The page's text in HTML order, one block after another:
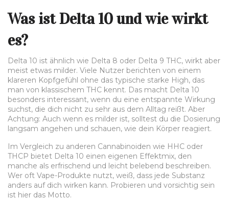
Was ist Delta 10 und wie wirkt
es?
Delta 10 ist ähnlich wie Delta 8 oder Delta 9 THC, wirkt aber
meist etwas milder. Viele Nutzer berichten von einem
klareren Kopfgefühl ohne das typische starke High, das
man von klassischem THC kennt. Das macht Delta 10
besonders interessant, wenn du eine entspannte Wirkung
suchst, die dich nicht zu sehr aus dem Alltag reißt. Aber
Achtung: Auch wenn es milder ist, solltest du die Dosierung
langsam angehen und schauen, wie dein Körper reagiert.
Im Vergleich zu anderen Cannabinoiden wie HHC oder
THCP bietet Delta 10 einen eigenen Effektmix, den
manche als erfrischend und leicht belebend beschreiben.
Wer oft Vape-Produkte nutzt, weiß, dass jede Substanz
anders auf dich wirken kann. Probieren und vorsichtig sein
ist hier das Motto.